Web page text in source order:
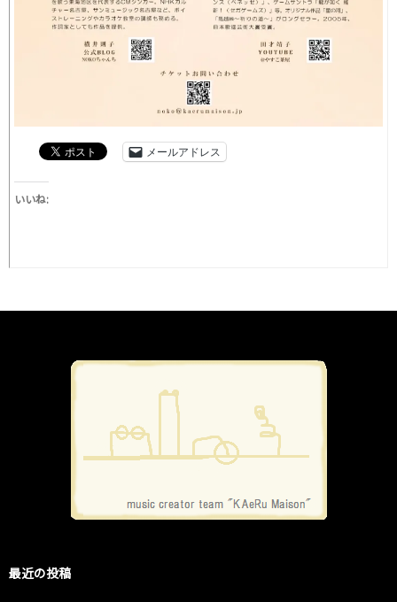
メールアドレス
いいね:
最近の投稿